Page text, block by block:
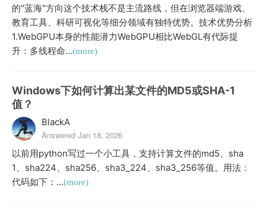
的"蓝海"方向这个技术栈不是主流路线，但在浏览器端游戏、
教育工具、科研可视化等细分领域有独特优势。技术优势分析
1.WebGPU本身的性能潜力WebGPU相比WebGL有代际提
升：多线程命...(more)
Windows下如何计算出某文件的MD5或SHA-1
值？
BlackA
Answered Jan 18, 2026
以前用python写过一个小工具，支持计算文件的md5、sha
1、sha224、sha256、sha3_224、sha3_256等值。用法：
代码如下：...(more)